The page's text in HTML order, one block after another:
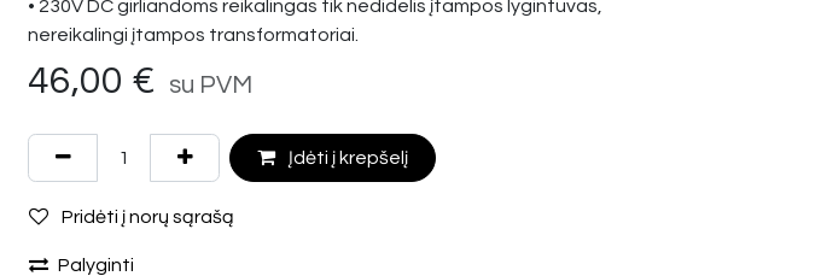
• 230V DC girliandoms reikalingas tik nedidelis įtampos lygintuvas,
nereikalingi įtampos transformatoriai.
46,00 € su PVM
Įdėti į krepšelį
Pridėti į norų sąrašą
Palyginti